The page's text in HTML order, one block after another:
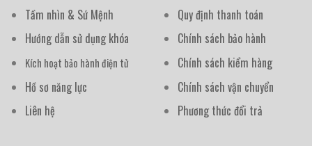
Tầm nhìn & Sứ Mệnh
Hướng dẫn sử dụng khóa
Kích hoạt bảo hành điện tử
Hồ sơ năng lực
Liên hệ
Quy định thanh toán
Chính sách bảo hành
Chính sách kiểm hàng
Chính sách vận chuyển
Phương thức đổi trả